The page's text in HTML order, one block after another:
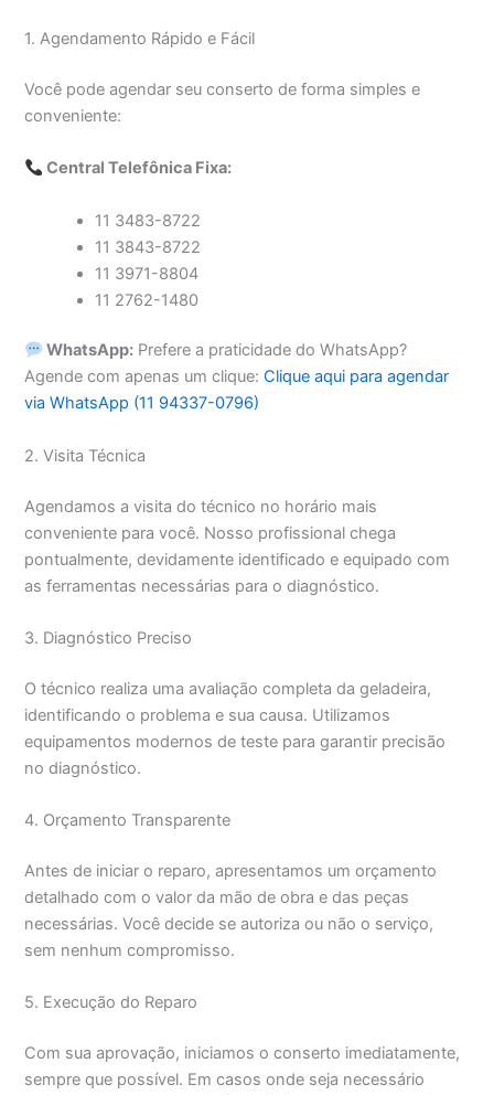
1. Agendamento Rápido e Fácil
Você pode agendar seu conserto de forma simples e
conveniente:
Central Telefônica Fixa:
11 3483-8722
11 3843-8722
11 3971-8804
11 2762-1480
WhatsApp: Prefere a praticidade do WhatsApp?
Agende com apenas um clique:Clique aqui para agendar
via WhatsApp (11 94337-0796)
2. Visita Técnica
Agendamos a visita do técnico no horário mais
conveniente para você. Nosso profissional chega
pontualmente, devidamente identificado e equipado com
as ferramentas necessárias para o diagnóstico.
3. Diagnóstico Preciso
O técnico realiza uma avaliação completa da geladeira,
identificando o problema e sua causa. Utilizamos
equipamentos modernos de teste para garantir precisão
no diagnóstico.
4. Orçamento Transparente
Antes de iniciar o reparo, apresentamos um orçamento
detalhado com o valor da mão de obra e das peças
necessárias. Você decide se autoriza ou não o serviço,
sem nenhum compromisso.
5. Execução do Reparo
Com sua aprovação, iniciamos o conserto imediatamente,
sempre que possível. Em casos onde seja necessário